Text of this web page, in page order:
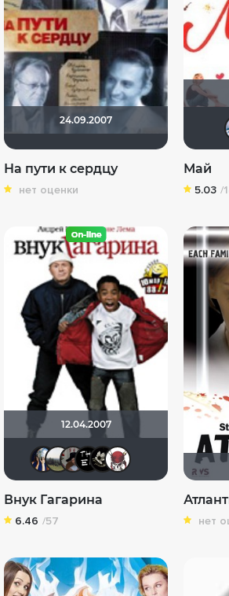
24.09.2007
На пути к сердцу
нет оценки
Май
5.03 /
12.04.2007
Диян Кръстев
МАРИНАТырбырка
душа
Внук Гагарина
6.46 /57 нет